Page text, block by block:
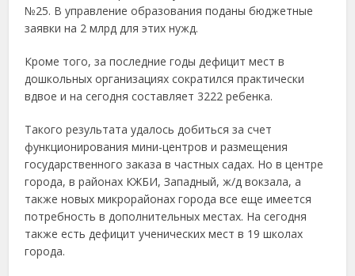
№25. В управление образования поданы бюджетные
заявки на 2 млрд для этих нужд.
Кроме того, за последние годы дефицит мест в
дошкольных организациях сократился практически
вдвое и на сегодня составляет 3222 ребенка.
Такого результата удалось добиться за счет
функционирования мини-центров и размещения
государственного заказа в частных садах. Но в центре
города, в районах КЖБИ, Западный, ж/д вокзала, а
также новых микрорайонах города все еще имеется
потребность в дополнительных местах. На сегодня
также есть дефицит ученических мест в 19 школах
города.